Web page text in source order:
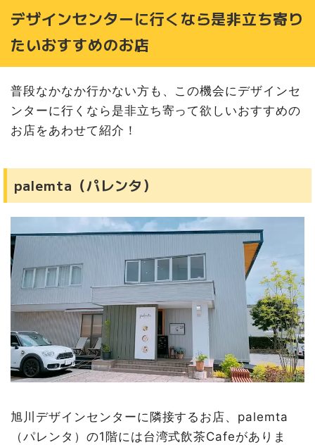
デザインセンターに行くなら是非立ち寄り
たいおすすめのお店
普段なかなか行かない方も、この機会にデザインセ
ンターに行くなら是非立ち寄って欲しいおすすめの
お店をあわせて紹介！
palemta（パレンタ）
旭川デザインセンターに隣接するお店、palemta
（パレンタ）の1階には台湾式飲茶Cafeがありま